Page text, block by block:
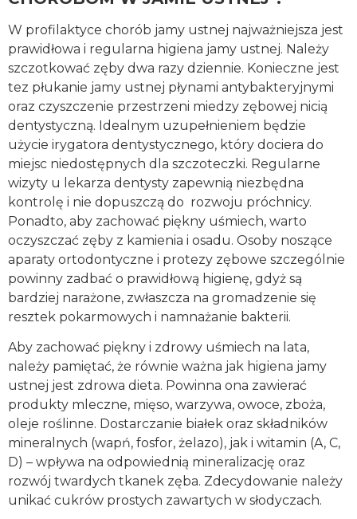
W profilaktyce chorób jamy ustnej najważniejsza jest
prawidłowa i regularna higiena jamy ustnej. Należy
szczotkować zęby dwa razy dziennie. Konieczne jest
tez płukanie jamy ustnej płynami antybakteryjnymi
oraz czyszczenie przestrzeni miedzy zębowej nicią
dentystyczną. Idealnym uzupełnieniem będzie
użycie irygatora dentystycznego, który dociera do
miejsc niedostępnych dla szczoteczki. Regularne
wizyty u lekarza dentysty zapewnią niezbędna
kontrolę i nie dopuszczą do rozwoju próchnicy.
Ponadto, aby zachować piękny uśmiech, warto
oczyszczać zęby z kamienia i osadu. Osoby noszące
aparaty ortodontyczne i protezy zębowe szczególnie
powinny zadbać o prawidłową higienę, gdyż są
bardziej narażone, zwłaszcza na gromadzenie się
resztek pokarmowych i namnażanie bakterii.
Aby zachować piękny i zdrowy uśmiech na lata,
należy pamiętać, że równie ważna jak higiena jamy
ustnej jest zdrowa dieta. Powinna ona zawierać
produkty mleczne, mięso, warzywa, owoce, zboża,
oleje roślinne. Dostarczanie białek oraz składników
mineralnych (wapń, fosfor, żelazo), jak i witamin (A, C,
D) – wpływa na odpowiednią mineralizację oraz
rozwój twardych tkanek zęba. Zdecydowanie należy
unikać cukrów prostych zawartych w słodyczach.